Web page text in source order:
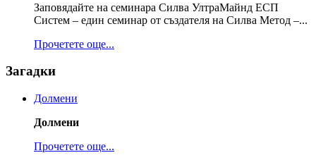
Заповядайте на семинара Силва УлтраМайнд ЕСП
Систем – един семинар от създателя на Силва Метод –...
Прочетете още...
Загадки
Долмени
Долмени
Прочетете още...